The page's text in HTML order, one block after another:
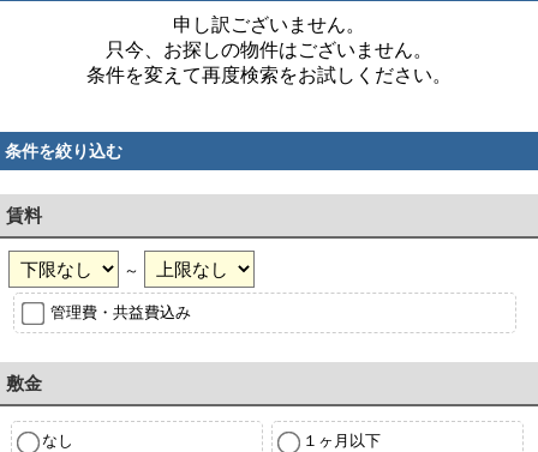
申し訳ございません。
只今、お探しの物件はございません。
条件を変えて再度検索をお試しください。
条件を絞り込む
賃料
～
管理費・共益費込み
敷金
なし １ヶ月以下